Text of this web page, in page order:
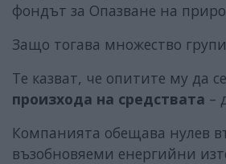
фондът за Опазване на
Защо тогава множество
Те казват, че опитите му да
произхода на средствата –
Компанията обещава нулев
възобновяеми енергийни